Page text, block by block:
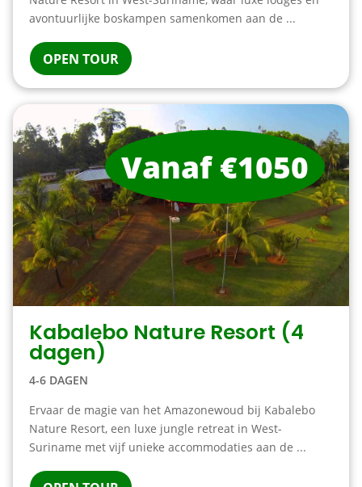
avontuurlijke boskampen samenkomen aan de ...
OPEN TOUR
Kabalebo Nature Resort (4
dagen)
4-6 DAGEN
Ervaar de magie van het Amazonewoud bij Kabalebo
Nature Resort, een luxe jungle retreat in West-
Suriname met vijf unieke accommodaties aan de ...
Vanaf €1050